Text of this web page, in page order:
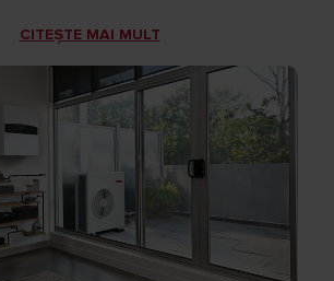
CITEȘTE MAI MULT